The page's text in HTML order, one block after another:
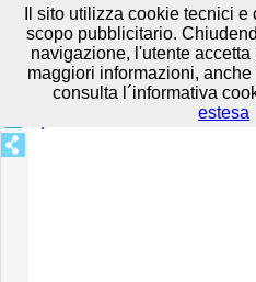
Prenota in tutta sicurezza
Cookie-Disclaimer-Termini
Specializzazioni:
Il sito utilizza cookie tecnici
scopo pubblicitario.
navigazione, l'utente
maggiori informazioni,
consulta l´informativa
estesa